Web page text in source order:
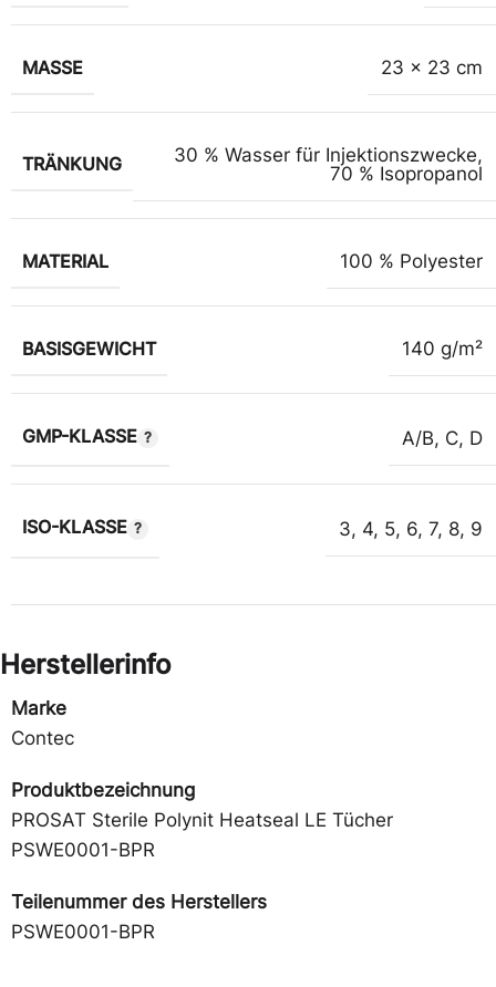
MASSE 23 x 23 cm
TRÄNKUNG 30 % Wasser für Injektionszwecke,
70 % Isopropanol
MATERIAL 100 % Polyester
BASISGEWICHT 140 g/m²
GMP-KLASSE A/B, C, D
ISO-KLASSE 3, 4, 5, 6, 7, 8, 9
Herstellerinfo
Marke
Contec
Produktbezeichnung
PROSAT Sterile Polynit Heatseal LE Tücher
PSWE0001-BPR
Teilenummer des Herstellers
PSWE0001-BPR